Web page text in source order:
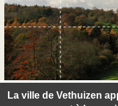
La ville de Vethuizen